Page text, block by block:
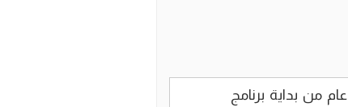
بعد عام من بداية برنامج